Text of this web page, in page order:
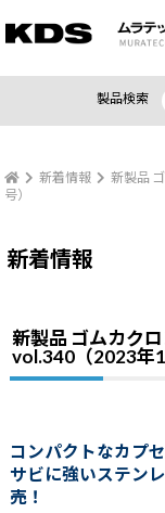
製品検索
新着情報
新製品
号）
新着情報
新製品 ゴムカク
vol.340（2023年1
コンパクトなカプ
サビに強いステン
売！